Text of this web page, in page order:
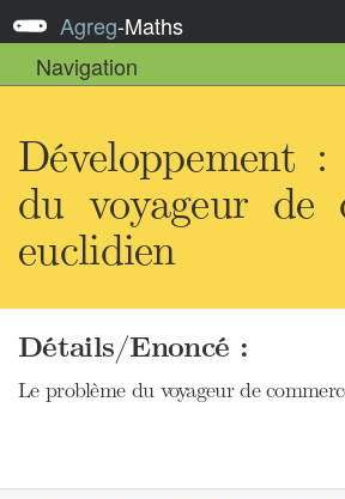
Agreg-Maths
Navigation
Développement :
du voyageur de
euclidien
Détails/Enoncé :
Le problème du voyageur de